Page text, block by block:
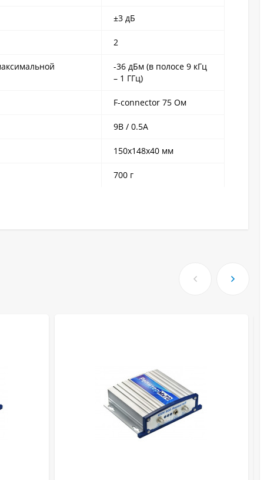
±3 дБ
2
-36 дБм (в полосе 9 кГц
– 1 ГГц)
F-connector 75 Ом
9В / 0.5А
150x148x40 мм
700 г